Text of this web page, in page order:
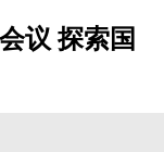
议 探索国